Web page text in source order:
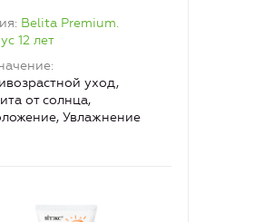
SPF 20 Belita
Belita Premium.
12 лет
уход,
от солнца,
Увлажнение